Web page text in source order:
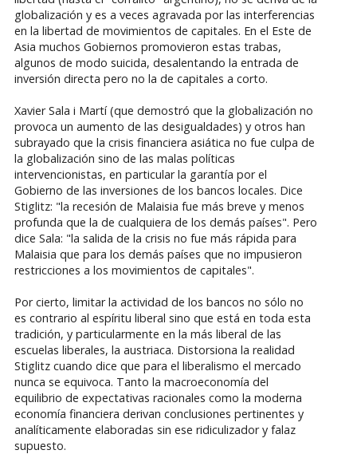
globalización y es a veces agravada por las interferencias
en la libertad de movimientos de capitales. En el Este de
Asia muchos Gobiernos promovieron estas trabas,
algunos de modo suicida, desalentando la entrada de
inversión directa pero no la de capitales a corto.
Xavier Sala i Martí (que demostró que la globalización no
provoca un aumento de las desigualdades) y otros han
subrayado que la crisis financiera asiática no fue culpa de
la globalización sino de las malas políticas
intervencionistas, en particular la garantía por el
Gobierno de las inversiones de los bancos locales. Dice
Stiglitz: "la recesión de Malaisia fue más breve y menos
profunda que la de cualquiera de los demás países". Pero
dice Sala: "la salida de la crisis no fue más rápida para
Malaisia que para los demás países que no impusieron
restricciones a los movimientos de capitales".
Por cierto, limitar la actividad de los bancos no sólo no
es contrario al espíritu liberal sino que está en toda esta
tradición, y particularmente en la más liberal de las
escuelas liberales, la austriaca. Distorsiona la realidad
Stiglitz cuando dice que para el liberalismo el mercado
nunca se equivoca. Tanto la macroeconomía del
equilibrio de expectativas racionales como la moderna
economía financiera derivan conclusiones pertinentes y
analíticamente elaboradas sin ese ridiculizador y falaz
supuesto.